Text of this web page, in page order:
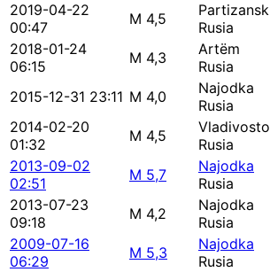
2019-04-22
00:47
M 4,5
Partizansk
Rusia
2018-01-24
06:15
M 4,3
Artëm
Rusia
2015-12-31 23:11 M 4,0
Najodka
Rusia
2014-02-20
01:32
M 4,5
Rusia
2013-09-02
02:51
M 5,7
Najodka
Rusia
2013-07-23
09:18
M 4,2
Najodka
Rusia
2009-07-16
06:29
M 5,3
Najodka
Rusia